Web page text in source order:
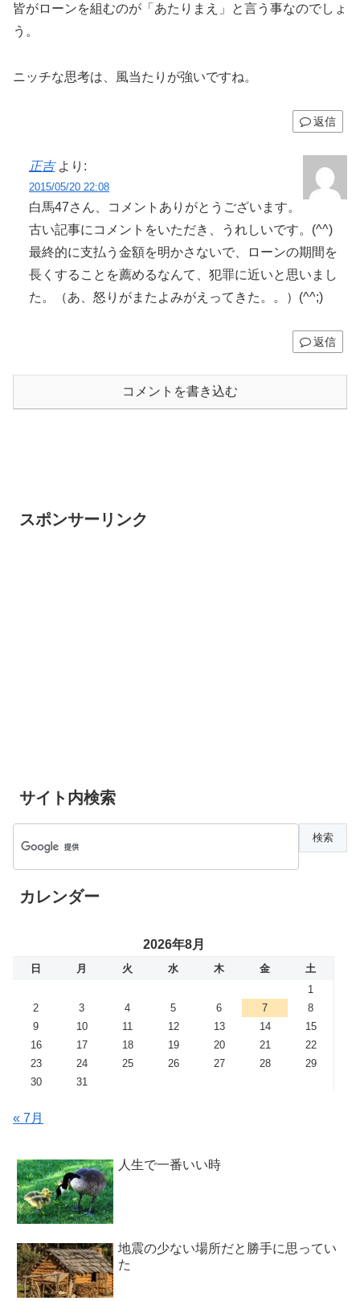
皆がローンを組むのが「あたりまえ」と言う事なのでしょ
う。
ニッチな思考は、風当たりが強いですね。
返信
正吉 より:
2015/05/20 22:08
白馬47さん、コメントありがとうございます。
古い記事にコメントをいただき、うれしいです。(^^)
最終的に支払う金額を明かさないで、ローンの期間を
長くすることを薦めるなんて、犯罪に近いと思いまし
た。（あ、怒りがまたよみがえってきた。。）(^^;)
返信
コメントを書き込む
スポンサーリンク
サイト内検索
カレンダー
2026年8月
日 月 火 水 木 金
土
1
2
3 4 5 6 7
8
9
10 11 12 13 14
15
16
17 18 19 20 21
22
23
24 25 26 27 28
29
30
31
« 7月
人生で一番いい時
地震の少ない場所だと勝手に思ってい
た